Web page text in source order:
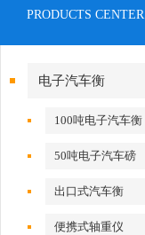
PRODUCTS CENTER
电子汽车衡
100吨电子汽车衡
50吨电子汽车磅
出口式汽车衡
便携式轴重仪